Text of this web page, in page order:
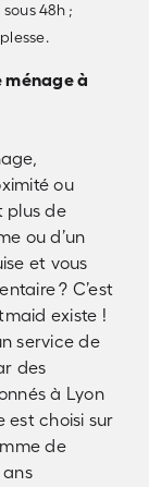
48h ;
ménage à
ou
plus de
ou d’un
et vous
? C’est
existe !
service de
des
à Lyon
est choisi sur
de
ans